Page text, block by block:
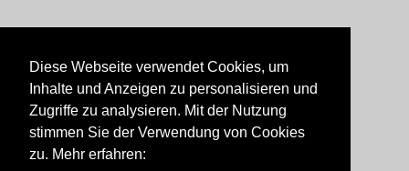
Diese Webseite verwendet Cookies, um
Inhalte und Anzeigen zu personalisieren und
Zugriffe zu analysieren. Mit der Nutzung
stimmen Sie der Verwendung von Cookies
zu. Mehr erfahren: